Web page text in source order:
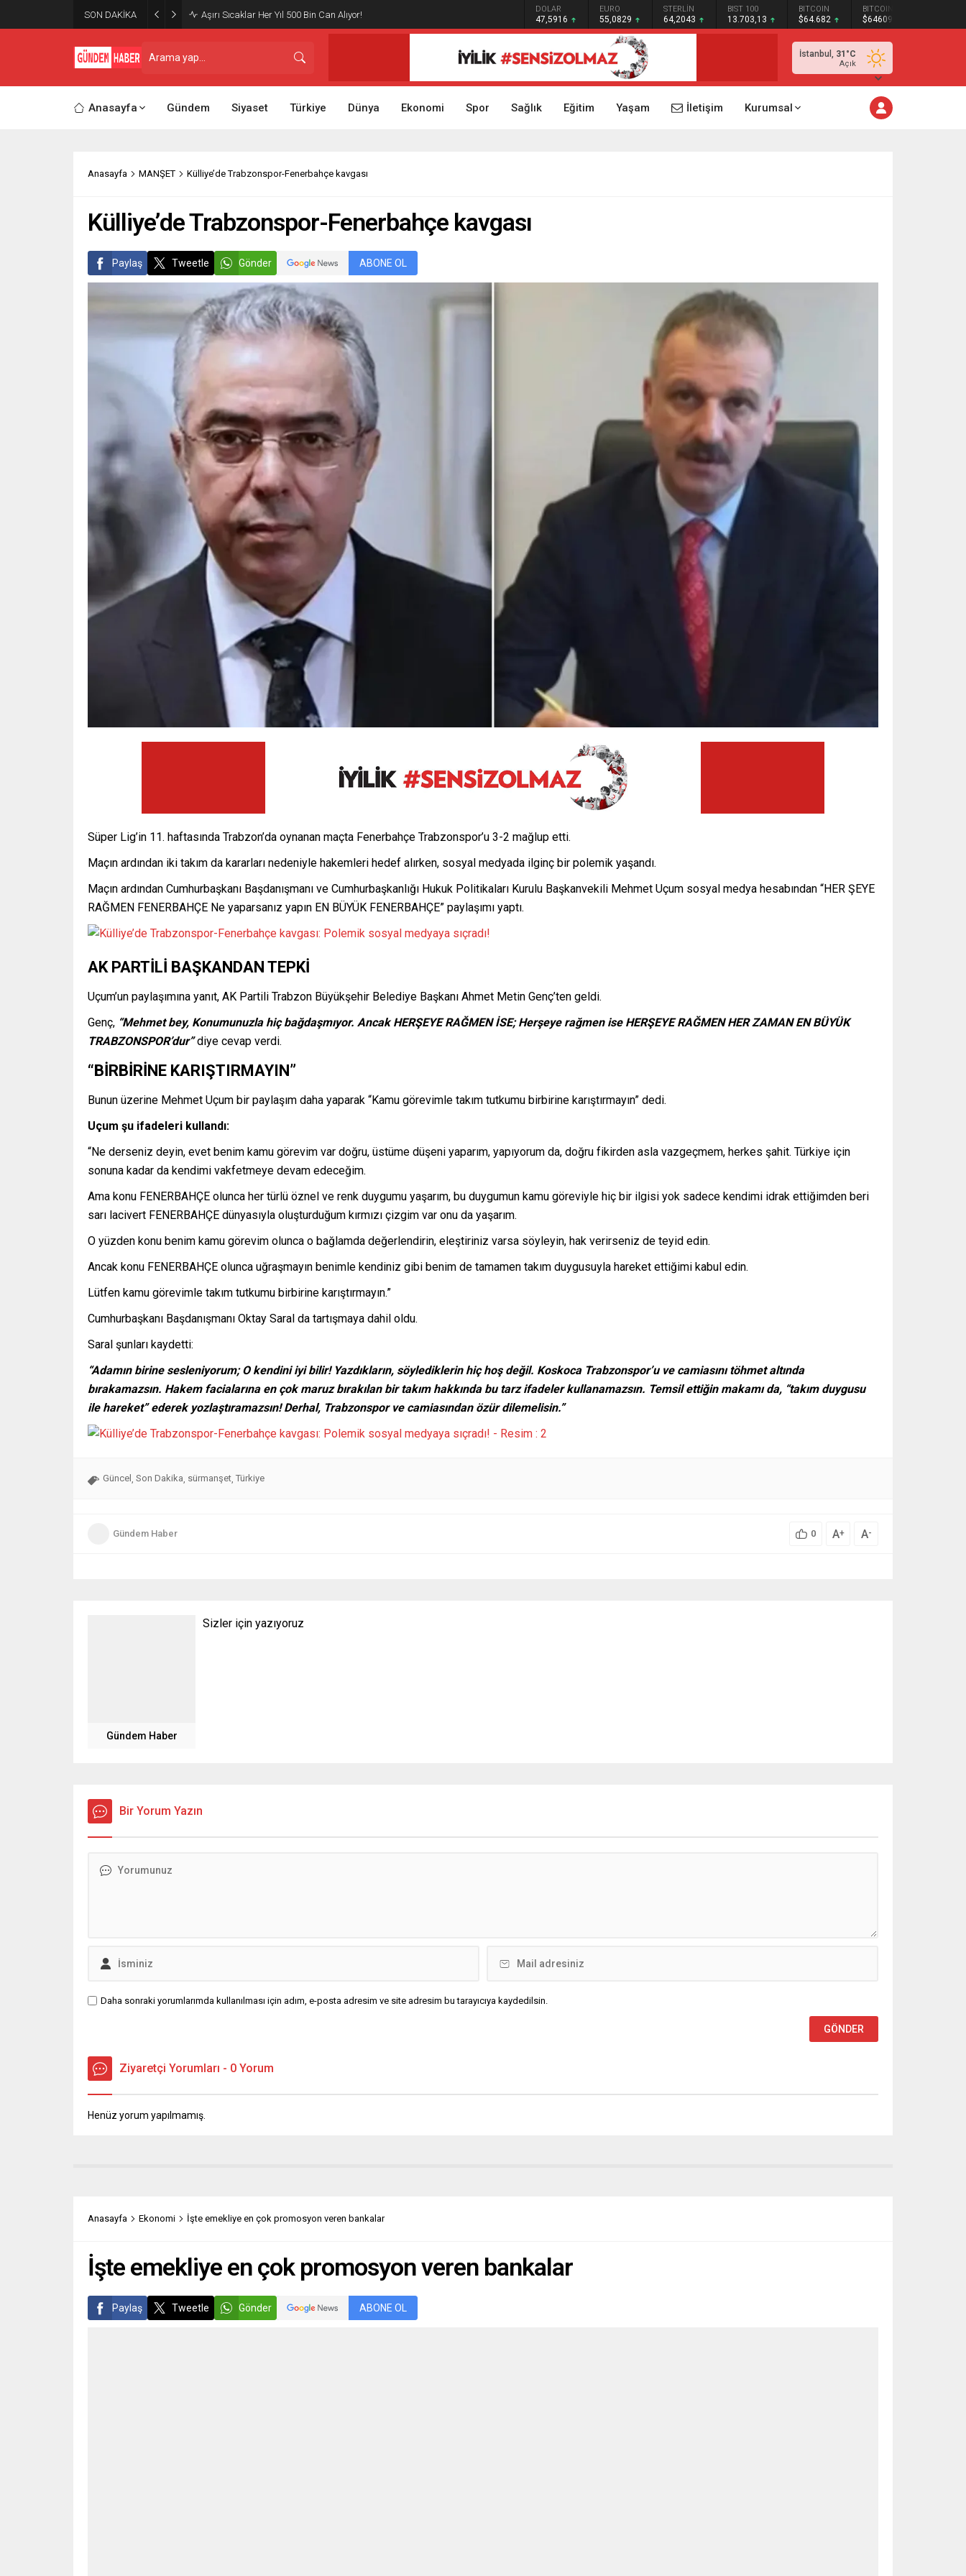
SON DAKİKA Aşırı Sıcaklar Her Yıl 500 Bin Can Alıyor! DOLAR
47,5916
EURO
55,0829
STERLİN
64,2043
BIST 100
13.703,13
BITCOIN
$64.682
BITCOIN
$64609
İstanbul, 31 °C
Açık
Anasayfa Gündem Siyaset Türkiye Dünya Ekonomi Spor Sağlık Eğitim Yaşam İletişim Kurumsal
Anasayfa MANŞET Külliye’de Trabzonspor-Fenerbahçe kavgası
Külliye’de Trabzonspor-Fenerbahçe kavgası
Paylaş Tweetle Gönder ABONE OL
Süper Lig’in 11. haftasında Trabzon’da oynanan maçta Fenerbahçe Trabzonspor’u 3-2 mağlup etti.
Maçın ardından iki takım da kararları nedeniyle hakemleri hedef alırken, sosyal medyada ilginç bir polemik yaşandı.
Maçın ardından Cumhurbaşkanı Başdanışmanı ve Cumhurbaşkanlığı Hukuk Politikaları Kurulu Başkanvekili Mehmet Uçum sosyal medya hesabından “HER ŞEYE
RAĞMEN FENERBAHÇE Ne yaparsanız yapın EN BÜYÜK FENERBAHÇE” paylaşımı yaptı.
AK PARTİLİ BAŞKANDAN TEPKİ
Uçum’un paylaşımına yanıt, AK Partili Trabzon Büyükşehir Belediye Başkanı Ahmet Metin Genç’ten geldi.
Genç, “Mehmet bey, Konumunuzla hiç bağdaşmıyor. Ancak HERŞEYE RAĞMEN İSE; Herşeye rağmen ise HERŞEYE RAĞMEN HER ZAMAN EN BÜYÜK
TRABZONSPOR’dur”diye cevap verdi.
“BİRBİRİNE KARIŞTIRMAYIN”
Bunun üzerine Mehmet Uçum bir paylaşım daha yaparak “Kamu görevimle takım tutkumu birbirine karıştırmayın” dedi.
Uçum şu ifadeleri kullandı:
“Ne derseniz deyin, evet benim kamu görevim var doğru, üstüme düşeni yaparım, yapıyorum da, doğru fikirden asla vazgeçmem, herkes şahit. Türkiye için
sonuna kadar da kendimi vakfetmeye devam edeceğim.
Ama konu FENERBAHÇE olunca her türlü öznel ve renk duygumu yaşarım, bu duygumun kamu göreviyle hiç bir ilgisi yok sadece kendimi idrak ettiğimden beri
sarı lacivert FENERBAHÇE dünyasıyla oluşturduğum kırmızı çizgim var onu da yaşarım.
O yüzden konu benim kamu görevim olunca o bağlamda değerlendirin, eleştiriniz varsa söyleyin, hak verirseniz de teyid edin.
Ancak konu FENERBAHÇE olunca uğraşmayın benimle kendiniz gibi benim de tamamen takım duygusuyla hareket ettiğimi kabul edin.
Lütfen kamu görevimle takım tutkumu birbirine karıştırmayın.”
Cumhurbaşkanı Başdanışmanı Oktay Saral da tartışmaya dahil oldu.
Saral şunları kaydetti:
“Adamın birine sesleniyorum; O kendini iyi bilir! Yazdıkların, söylediklerin hiç hoş değil. Koskoca Trabzonspor’u ve camiasını töhmet altında
bırakamazsın. Hakem facialarına en çok maruz bırakılan bir takım hakkında bu tarz ifadeler kullanamazsın. Temsil ettiğin makamı da, “takım duygusu
ile hareket” ederek yozlaştıramazsın! Derhal, Trabzonspor ve camiasından özür dilemelisin.”
Güncel Son Dakika sürmanşet Türkiye
Gündem Haber 0 A+ A-
Gündem Haber
Sizler için yazıyoruz
Bir Yorum Yazın
Daha sonraki yorumlarımda kullanılması için adım, e-posta adresim ve site adresim bu tarayıcıya kaydedilsin.
Ziyaretçi Yorumları - 0 Yorum
Henüz yorum yapılmamış.
Anasayfa Ekonomi İşte emekliye en çok promosyon veren bankalar
İşte emekliye en çok promosyon veren bankalar
Paylaş Tweetle Gönder ABONE OL